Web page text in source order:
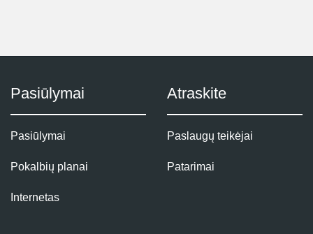
Pasiūlymai
Pasiūlymai
Pokalbių planai
Internetas
Atraskite
Paslaugų teikėjai
Patarimai